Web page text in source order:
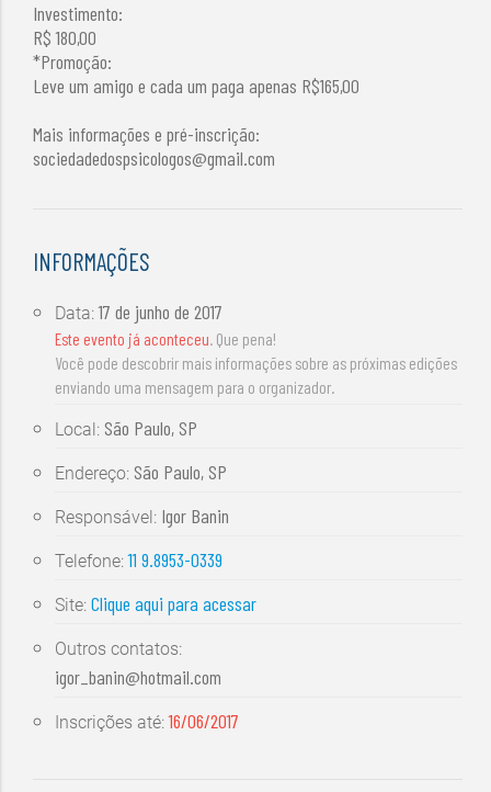
Investimento:
R$ 180,00
*Promoção:
Leve um amigo e cada um paga apenas R$165,00
Mais informações e pré-inscrição:
sociedadedospsicologos@gmail.com
INFORMAÇÕES
Data:17 de junho de 2017
Este evento já aconteceu. Que pena!
Você pode descobrir mais informações sobre as próximas edições
enviando uma mensagem para o organizador.
Local: São Paulo, SP
Endereço: São Paulo, SP
Responsável: Igor Banin
Telefone:11 9.8953-0339
Site:Clique aqui para acessar
Outros contatos:
igor_banin@hotmail.com
Inscrições até:16/06/2017